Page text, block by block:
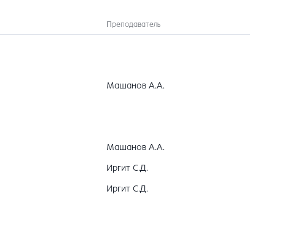
Преподаватель
Машанов А.А.
Машанов А.А.
Иргит С.Д.
Иргит С.Д.